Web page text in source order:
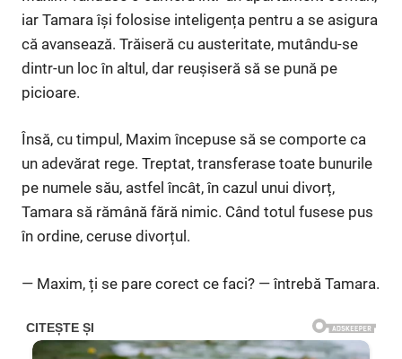
iar Tamara își folosise inteligența pentru a se asigura
că avansează. Trăiseră cu austeritate, mutându-se
dintr-un loc în altul, dar reușiseră să se pună pe
picioare.
Însă, cu timpul, Maxim începuse să se comporte ca
un adevărat rege. Treptat, transferase toate bunurile
pe numele său, astfel încât, în cazul unui divorț,
Tamara să rămână fără nimic. Când totul fusese pus
în ordine, ceruse divorțul.
— Maxim, ți se pare corect ce faci? — întrebă Tamara.